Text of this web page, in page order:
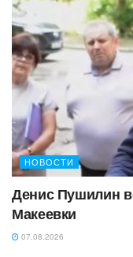
НОВОСТИ
Денис Пушилин
Макеевки
07.08.2026